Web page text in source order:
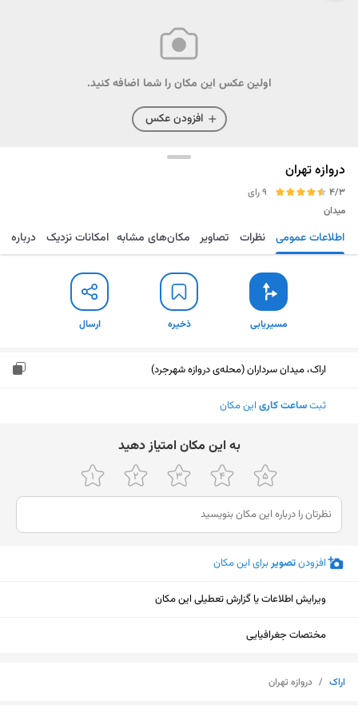
اولین عکس این مکان را شما اضافه کنید.
افزودن عکس
دروازه تهران
4/3
9 رای
میدان
مسیریابی ذخیره ارسال اطلاعات عمومی نظرات تصاویر مکان‌های مشابه امکانات نزدیک درباره
مسیریابی ذخیره ارسال
اراک، میدان سرداران (محله‌ی دروازه شهرجرد)
ثبتساعت کاری این مکان
ﺑﻪ اﯾﻦ ﻣﮑﺎن اﻣﺘﯿﺎز دﻫﯿﺪ
افزودنتصویربرای این مکان
ویرایش اطلاعات یا گزارش تعطیلی این مکان
مختصات جغرافیایی
اراک / دروازه تهران